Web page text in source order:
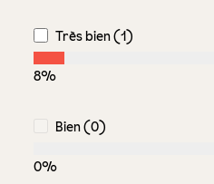
Très bien (1)
8%
Bien (0)
0%